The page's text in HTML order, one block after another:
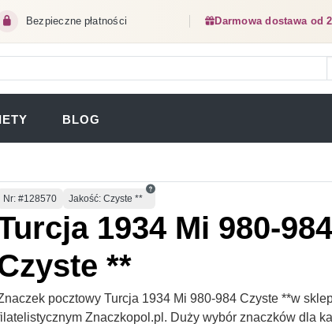
Bezpieczne płatności Darmowa dostawa od
BLOG
Numer
Nr: #128570 Jakość: Czyste **
1934 Mi 980-984
**
pocztowy Turcja 1934 Mi 980-984 Czyste **w
Znaczkopol.pl. Duży wybór znaczków dla